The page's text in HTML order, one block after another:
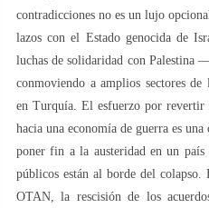
contradicciones no es un lujo
lazos con el Estado genocida de
luchas de solidaridad con Palestina
conmoviendo a amplios sectores
en Turquía. El esfuerzo por
hacia una economía de guerra es
poner fin a la austeridad en un país
públicos están al borde del
OTAN, la rescisión de los